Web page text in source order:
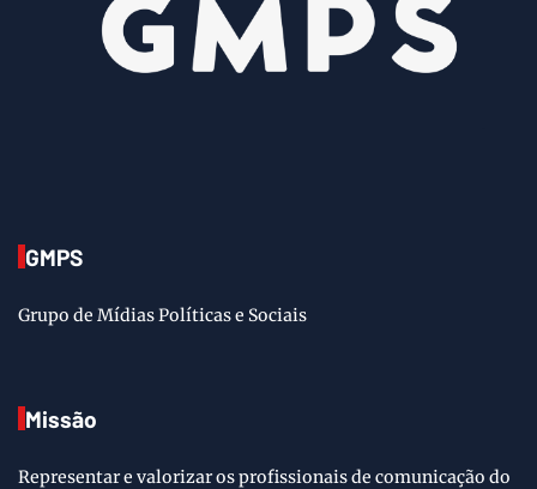
GMPS
Grupo de Mídias Políticas e Sociais
Missão
Representar e valorizar os profissionais de comunicação do